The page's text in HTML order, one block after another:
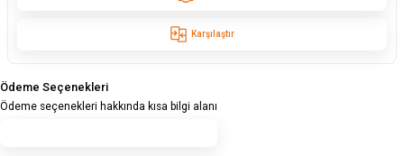
Karşılaştır
Ödeme Seçenekleri
Ödeme seçenekleri hakkında kısa bilgi alanı